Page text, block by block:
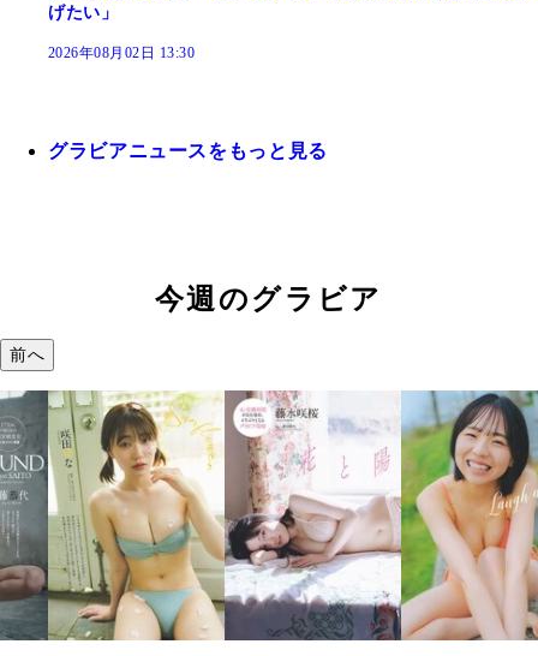
げたい」
2026年08月02日 13:30
グラビアニュースをもっと見る
今週のグラビア
前へ